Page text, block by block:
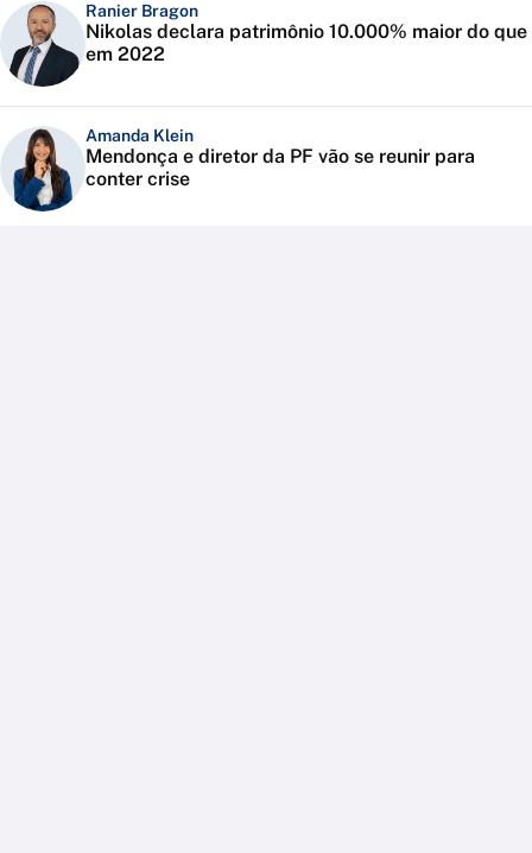
Ranier Bragon
Nikolas declara patrimônio 10.000% maior do que
em 2022
Amanda Klein
Mendonça e diretor da PF vão se reunir para
conter crise